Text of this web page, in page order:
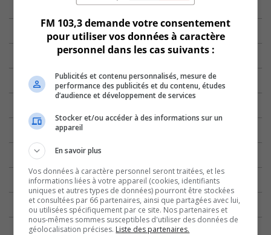
FM 103,3 demande votre consentement
pour utiliser vos données à caractère
personnel dans les cas suivants :
Publicités et contenu personnalisés, mesure de
performance des publicités et du contenu, études
d’audience et développement de services
Stocker et/ou accéder à des informations sur un
appareil
En savoir plus
Vos données à caractère personnel seront traitées, et les
informations liées à votre appareil (cookies, identifiants
uniques et autres types de données) pourront être stockées
et consultées par 66 partenaires, ainsi que partagées avec lui,
ou utilisées spécifiquement par ce site. Nos partenaires et
nous-mêmes sommes susceptibles d'utiliser des données de
géolocalisation précises. Liste des partenaires.